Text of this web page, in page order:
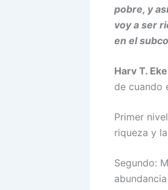
pobre, y
voy a ser
en el
Harv T.
de cuando
Primer
riqueza y
Segundo: